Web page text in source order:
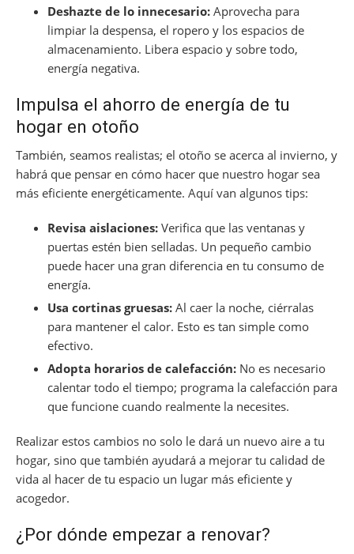
Deshazte de lo innecesario: Aprovecha para
limpiar la despensa, el ropero y los espacios de
almacenamiento. Libera espacio y sobre todo,
energía negativa.
Impulsa el ahorro de energía de tu
hogar en otoño
También, seamos realistas; el otoño se acerca al invierno, y
habrá que pensar en cómo hacer que nuestro hogar sea
más eficiente energéticamente. Aquí van algunos tips:
Revisa aislaciones: Verifica que las ventanas y
puertas estén bien selladas. Un pequeño cambio
puede hacer una gran diferencia en tu consumo de
energía.
Usa cortinas gruesas: Al caer la noche, ciérralas
para mantener el calor. Esto es tan simple como
efectivo.
Adopta horarios de calefacción: No es necesario
calentar todo el tiempo; programa la calefacción para
que funcione cuando realmente la necesites.
Realizar estos cambios no solo le dará un nuevo aire a tu
hogar, sino que también ayudará a mejorar tu calidad de
vida al hacer de tu espacio un lugar más eficiente y
acogedor.
¿Por dónde empezar a renovar?